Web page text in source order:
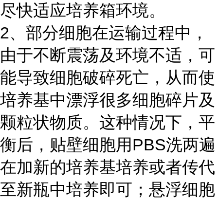
尽快适应培养箱环境。
2、部分细胞在运输过程中，
由于不断震荡及环境不适，可
能导致细胞破碎死亡，从而使
培养基中漂浮很多细胞碎片及
颗粒状物质。这种情况下，平
衡后，贴壁细胞用PBS洗两遍
在加新的培养基培养或者传代
至新瓶中培养即可；悬浮细胞